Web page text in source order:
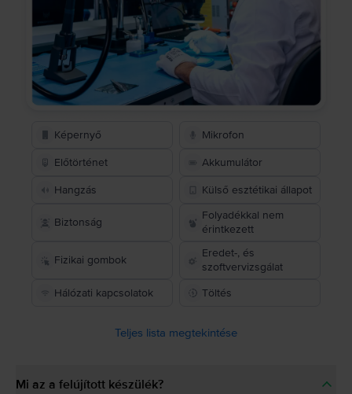
Képernyő Mikrofon
Előtörténet Akkumulátor
Hangzás Külső esztétikai állapot
Biztonság
Folyadékkal nem
érintkezett
Fizikai gombok
Eredet-, és
szoftvervizsgálat
Hálózati kapcsolatok
Töltés
Teljes lista megtekintése
Mi az a felújított készülék?